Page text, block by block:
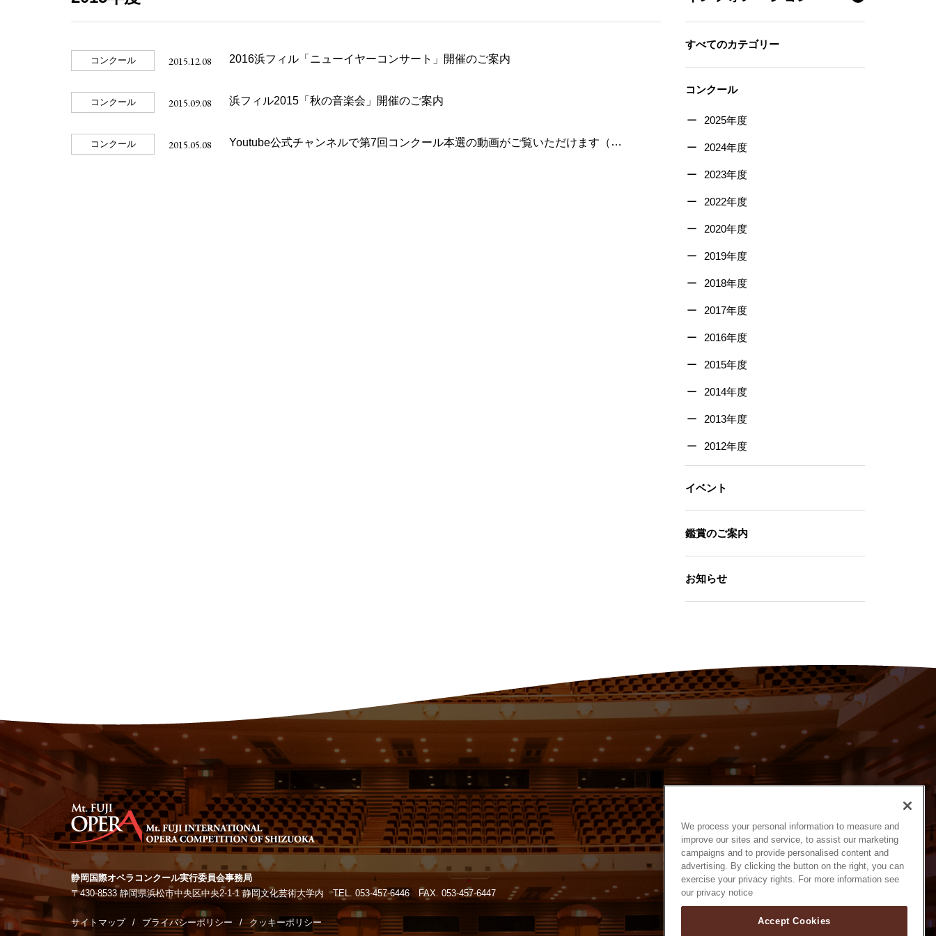
コンクール 2015.12.08 2016浜フィル「ニューイヤーコンサート」開催のご案内
コンクール 2015.09.08 浜フィル2015「秋の音楽会」開催のご案内
コンクール 2015.05.08 Youtube公式チャンネルで第7回コンクール本選の動画がご覧いただけます（第１位、第２位、第３位入賞者）
すべてのカテゴリー
コンクール
2025年度
2024年度
2023年度
2022年度
2020年度
2019年度
2018年度
2017年度
2016年度
2015年度
2014年度
2013年度
2012年度
イベント
鑑賞のご案内
お知らせ
静岡国際オペラコンクール実行委員会事務局
〒430-8533 静岡県浜松市中央区中央2-1-1 静岡文化芸術大学内TEL. 053-457-6446 FAX. 053-457-6447
サイトマップ プライバシーポリシー クッキーポリシー
We process your personal information to measure and
improve our sites and service, to assist our marketing
campaigns and to provide personalised content and
advertising. By clicking the button on the right, you can
exercise your privacy rights. For more information see
our privacy notice
Accept Cookies